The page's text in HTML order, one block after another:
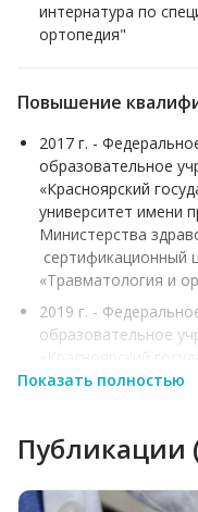
интернатура по
ортопедия"
Повышение
2017 г. -
образовательное
«Красноярский
университет имени
Министерства
сертификационный
«Травматология и
2019 г. -
образовательное
университет имени
2020 г . – ГОУДО
Показать полностью
Публикации